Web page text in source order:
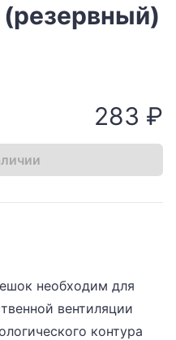
283 ₽
необходим для
вентиляции
контура